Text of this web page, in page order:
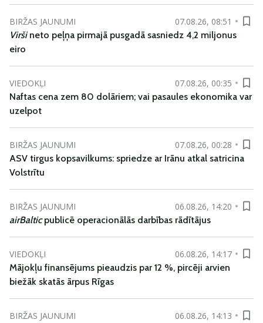
BIRŽAS JAUNUMI
07.08.26, 08:51
Viršineto peļņa pirmajā pusgadā sasniedz 4,2 miljonus
eiro
VIEDOKĻI
07.08.26, 00:35
Naftas cena zem 80 dolāriem; vai pasaules ekonomika var
uzelpot
BIRŽAS JAUNUMI
07.08.26, 00:28
ASV tirgus kopsavilkums: spriedze ar Irānu atkal satricina
Volstrītu
BIRŽAS JAUNUMI
06.08.26, 14:20
airBalticpublicē operacionālās darbības rādītājus
VIEDOKĻI
06.08.26, 14:17
Mājokļu finansējums pieaudzis par 12 %, pircēji arvien
biežāk skatās ārpus Rīgas
BIRŽAS JAUNUMI
06.08.26, 14:13